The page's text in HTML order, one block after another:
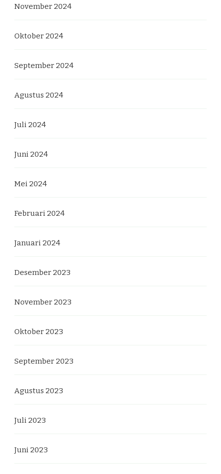
November 2024
Oktober 2024
September 2024
Agustus 2024
Juli 2024
Juni 2024
Mei 2024
Februari 2024
Januari 2024
Desember 2023
November 2023
Oktober 2023
September 2023
Agustus 2023
Juli 2023
Juni 2023